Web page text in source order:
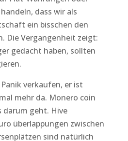
dass wir als
ein bisschen den
Die Vergangenheit zeigt:
gedacht haben, sollten
verkaufen, er ist
mehr da. Monero coin
darum geht. Hive
überlappungen zwischen
sind natürlich